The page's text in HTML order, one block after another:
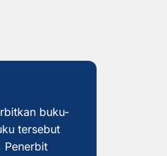
buku-
tersebut
Penerbit